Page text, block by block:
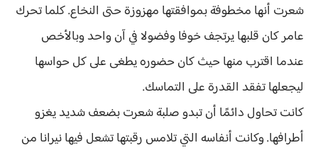
شعرت أنها مخطوفة بموافقتها مهزوزة حتى النخاع. كلما تحرك
عامر كان قلبها يرتجف خوفا وفضولا في آن واحد وبالأخص
عندما اقترب منها حيث كان حضوره يطغى على كل حواسها
ليجعلها تفقد القدرة على التماسك.
كانت تحاول دائمًا أن تبدو صلبة شعرت بضعف شديد يغزو
أطرافها. وكانت أنفاسه التي تلامس رقبتها تشعل فيها نيرانا من